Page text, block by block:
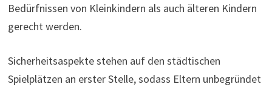
Bedürfnissen von Kleinkindern als auch älteren Kindern
gerecht werden.
Sicherheitsaspekte stehen auf den städtischen
Spielplätzen an erster Stelle, sodass Eltern unbegründet